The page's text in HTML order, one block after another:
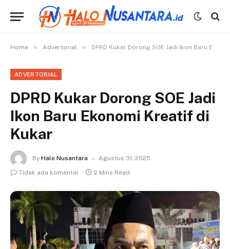
Home » Advertorial » DPRD Kukar Dorong SOE Jadi Ikon Baru Ekonomi Kreatif di Kukar
ADVERTORIAL
DPRD Kukar Dorong SOE Jadi
Ikon Baru Ekonomi Kreatif di
Kukar
By Halo Nusantara
Agustus 31, 2025
Tidak ada komentar
2 Mins Read